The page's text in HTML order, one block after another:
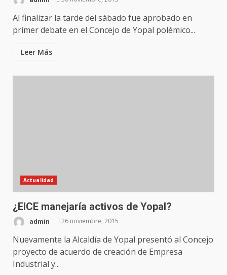
Al finalizar la tarde del sábado fue aprobado en
primer debate en el Concejo de Yopal polémico...
Leer Más
Actualidad
¿EICE manejaría activos de Yopal?
admin 26 noviembre, 2015
Nuevamente la Alcaldía de Yopal presentó al Concejo
proyecto de acuerdo de creación de Empresa
Industrial y...